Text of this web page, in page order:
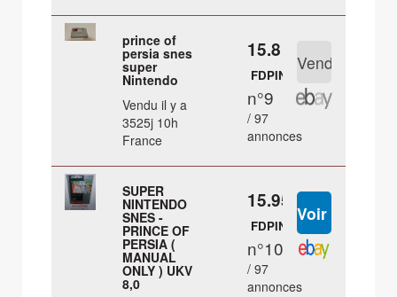
prince of
persia snes
super
Nintendo
Vendu il y a
3525j 10h
France
15.8 €
FDPIN
n°9
/ 97
annonces
SUPER
NINTENDO
SNES -
PRINCE OF
PERSIA (
MANUAL
ONLY ) UKV
8,0
15.95 €
FDPIN
n°10
/ 97
annonces